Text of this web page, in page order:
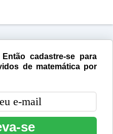
cadastre-se para
de matemática por
se